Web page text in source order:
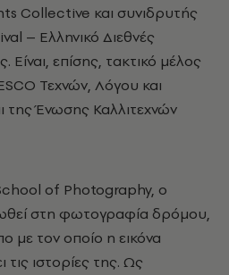
Collective και συνιδρυτής
– Ελληνικό Διεθνές
επίσης, τακτικό μέλος
Τεχνών, Λόγου και
της Ένωσης Καλλιτεχνών
of Photography, ο
στη φωτογραφία δρόμου,
με τον οποίο η εικόνα
ιστορίες της. Ως